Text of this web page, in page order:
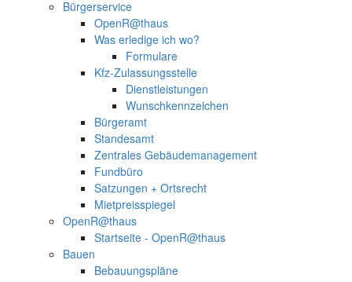
Bürgerservice
OpenR@thaus
Was erledige ich wo?
Formulare
Kfz-Zulassungsstelle
Dienstleistungen
Wunschkennzeichen
Bürgeramt
Standesamt
Zentrales Gebäudemanagement
Fundbüro
Satzungen + Ortsrecht
Mietpreisspiegel
OpenR@thaus
Startseite - OpenR@thaus
Bauen
Bebauungspläne